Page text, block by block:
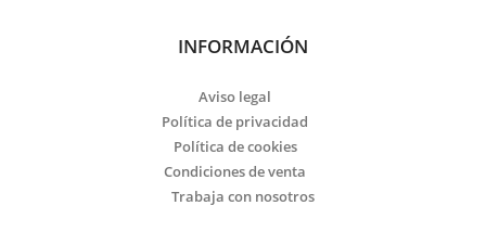
INFORMACIÓN
Aviso legal
Política de privacidad
Política de cookies
Condiciones de venta
Trabaja con nosotros